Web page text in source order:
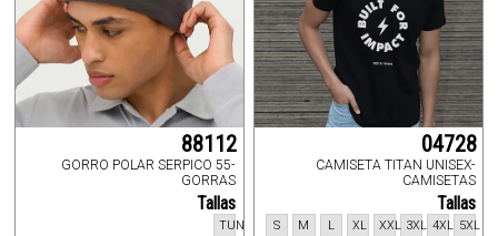
88112
GORRO POLAR SERPICO 55-
GORRAS
Tallas
TUN
04728
CAMISETA TITAN UNISEX-
CAMISETAS
Tallas
5XL
4XL
3XL
XXL
XL
L
M
S